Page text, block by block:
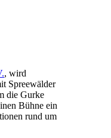
, wird
Spreewälder
die Gurke
Bühne ein
rund um